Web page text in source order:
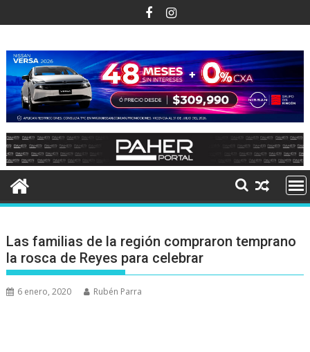
al
Las familias de la región compraron temprano
la rosca de Reyes para celebrar
6 enero, 2020 Rubén Parra